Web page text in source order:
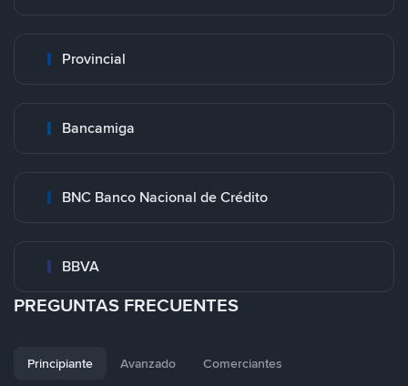
Provincial
Bancamiga
BNC Banco Nacional de Crédito
BBVA
PREGUNTAS FRECUENTES
Principiante Avanzado Comerciantes